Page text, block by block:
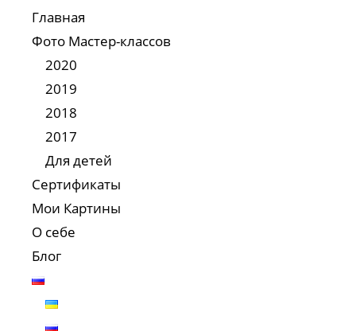
Главная
Фото Мастер-классов
2020
2019
2018
2017
Для детей
Сертификаты
Мои Картины
О себе
Блог